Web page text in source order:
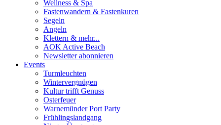
Wellness & Spa
Fastenwandern & Fastenkuren
Segeln
Angeln
Klettern & mehr...
AOK Active Beach
Newsletter abonnieren
Events
Turmleuchten
Wintervergnügen
Kultur trifft Genuss
Osterfeuer
Warnemünder Port Party
Frühlingslandgang